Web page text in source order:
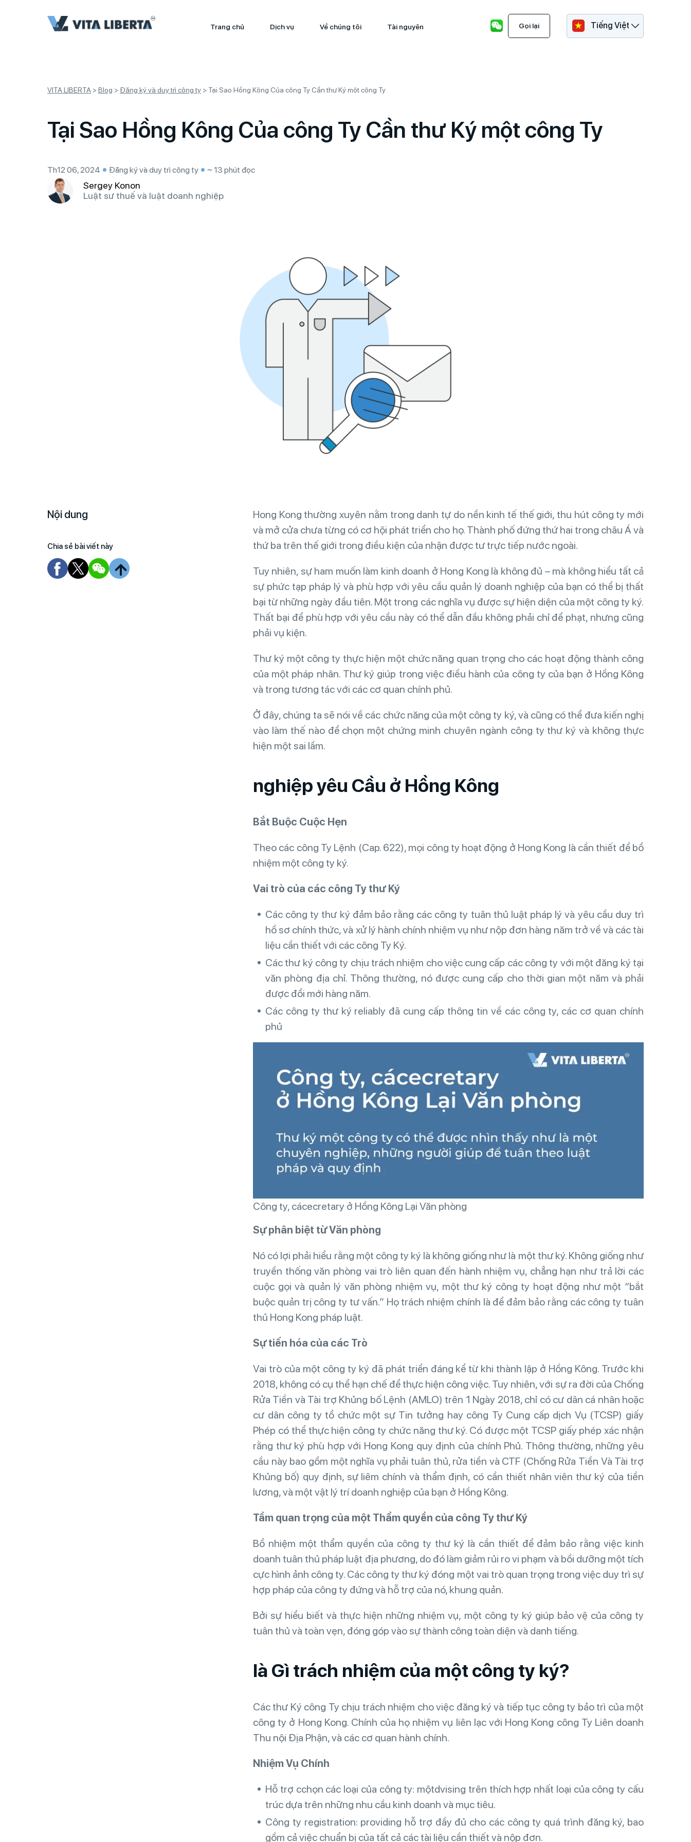
Trang chủ Dịch vụ Về chúng tôi Tài nguyên Gọi lại Tiếng Việt
VITA LIBERTA > Blog > Đăng ký và duy trì công ty > Tại Sao Hồng Kông Của công Ty Cần thư Ký một công Ty
Tại Sao Hồng Kông Của công Ty Cần thư Ký một công Ty
Th12 06, 2024 Đăng ký và duy trì công ty ~ 13 phút đọc
Sergey Konon
Luật sư thuế và luật doanh nghiệp
Nội dung
Chia sẻ bài viết này
Hong Kong thường xuyên nằm trong danh tự do nền kinh tế thế giới, thu hút công ty mới
và mở cửa chưa từng có cơ hội phát triển cho họ. Thành phố đứng thứ hai trong châu Á và
thứ ba trên thế giới trong điều kiện của nhận được tư trực tiếp nước ngoài.
Tuy nhiên, sự ham muốn làm kinh doanh ở Hong Kong là không đủ – mà không hiểu tất cả
sự phức tạp pháp lý và phù hợp với yêu cầu quản lý doanh nghiệp của bạn có thể bị thất
bại từ những ngày đầu tiên. Một trong các nghĩa vụ được sự hiện diện của một công ty ký.
Thất bại để phù hợp với yêu cầu này có thể dẫn đầu không phải chỉ để phạt, nhưng cũng
phải vụ kiện.
Thư ký một công ty thực hiện một chức năng quan trọng cho các hoạt động thành công
của một pháp nhân. Thư ký giúp trong việc điều hành của công ty của bạn ở Hồng Kông
và trong tương tác với các cơ quan chính phủ.
Ở đây, chúng ta sẽ nói về các chức năng của một công ty ký, và cũng có thể đưa kiến nghị
vào làm thế nào để chọn một chứng minh chuyên ngành công ty thư ký và không thực
hiện một sai lầm.
nghiệp yêu Cầu ở Hồng Kông
Bắt Buộc Cuộc Hẹn
Theo các công Ty Lệnh (Cap. 622), mọi công ty hoạt động ở Hong Kong là cần thiết để bổ
nhiệm một công ty ký.
Vai trò của các công Ty thư Ký
Các công ty thư ký đảm bảo rằng các công ty tuân thủ luật pháp lý và yêu cầu duy trì
hồ sơ chính thức, và xử lý hành chính nhiệm vụ như nộp đơn hàng năm trở về và các tài
liệu cần thiết với các công Ty Ký.
Các thư ký công ty chịu trách nhiệm cho việc cung cấp các công ty với một đăng ký tại
văn phòng địa chỉ. Thông thường, nó được cung cấp cho thời gian một năm và phải
được đổi mới hàng năm.
Các công ty thư ký reliably đã cung cấp thông tin về các công ty, các cơ quan chính
phủ
Công ty, cácecretary ở Hồng Kông Lại Văn phòng
Sự phân biệt từVăn phòng
Nó có lợi phải hiểu rằng một công ty ký là không giống như là một thư ký. Không giống như
truyền thống văn phòng vai trò liên quan đến hành nhiệm vụ, chẳng hạn như trả lời các
cuộc gọi và quản lý văn phòng nhiệm vụ, một thư ký công ty hoạt động như một “bắt
buộc quản trị công ty tư vấn.” Họ trách nhiệm chính là để đảm bảo rằng các công ty tuân
thủ Hong Kong pháp luật.
Sự tiến hóa của các Trò
Vai trò của một công ty ký đã phát triển đáng kể từ khi thành lập ở Hồng Kông. Trước khi
2018, không có cụ thể hạn chế để thực hiện công việc. Tuy nhiên, với sự ra đời của Chống
Rửa Tiền và Tài trợ Khủng bố Lệnh (AMLO) trên 1 Ngày 2018, chỉ có cư dân cá nhân hoặc
cư dân công ty tổ chức một sự Tin tưởng hay công Ty Cung cấp dịch Vụ (TCSP) giấy
Phép có thể thực hiện công ty chức năng thư ký. Có được một TCSP giấy phép xác nhận
rằng thư ký phù hợp với Hong Kong quy định của chính Phủ. Thông thường, những yêu
cầu này bao gồm một nghĩa vụ phải tuân thủ, rửa tiền và CTF (Chống Rửa Tiền Và Tài trợ
Khủng bố) quy định, sự liêm chính và thẩm định, có cần thiết nhân viên thư ký của tiền
lương, và một vật lý trí doanh nghiệp của bạn ở Hồng Kông.
Tầm quan trọng của một Thẩm quyền của công Ty thư Ký
Bổ nhiệm một thẩm quyền của công ty thư ký là cần thiết để đảm bảo rằng việc kinh
doanh tuân thủ pháp luật địa phương, do đó làm giảm rủi ro vi phạm và bồi dưỡng một tích
cực hình ảnh công ty. Các công ty thư ký đóng một vai trò quan trọng trong việc duy trì sự
hợp pháp của công ty đứng và hỗ trợ của nó, khung quản.
Bởi sự hiểu biết và thực hiện những nhiệm vụ, một công ty ký giúp bảo vệ của công ty
tuân thủ và toàn vẹn, đóng góp vào sự thành công toàn diện và danh tiếng.
là Gì trách nhiệm của một công ty ký?
Các thư Ký công Ty chịu trách nhiệm cho việc đăng ký và tiếp tục công ty bảo trì của một
công ty ở Hong Kong. Chính của họ nhiệm vụ liên lạc với Hong Kong công Ty Liên doanh
Thu nội Địa Phận, và các cơ quan hành chính.
Nhiệm Vụ Chính
Hỗ trợ сchọn các loại của công ty: mộtdvising trên thích hợp nhất loại của công ty cấu
trúc dựa trên những nhu cầu kinh doanh và mục tiêu.
Công ty registration: providing hỗ trợ đầy đủ cho các công ty quá trình đăng ký, bao
gồm cả việc chuẩn bị của tất cả các tài liệu cần thiết và nộp đơn.